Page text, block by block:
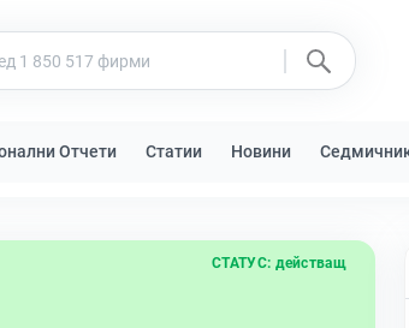
Отчети Статии Новини
СТАТУС: действащ